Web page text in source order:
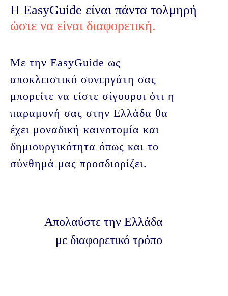
ομάδας σας.
Η EasyGuide είναι πάντα τολμηρή
ώστε να είναι διαφορετική.
Με την EasyGuide ως
αποκλειστικό συνεργάτη σας
μπορείτε να είστε σίγουροι ότι η
παραμονή σας στην Ελλάδα θα
έχει μοναδική καινοτομία και
δημιουργικότητα όπως και το
σύνθημά μας προσδιορίζει.
Απολαύστε την Ελλάδα
με διαφορετικό τρόπο